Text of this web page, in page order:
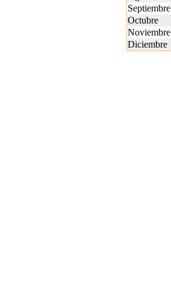
Septiembre
Octubre
Noviembre
Diciembre